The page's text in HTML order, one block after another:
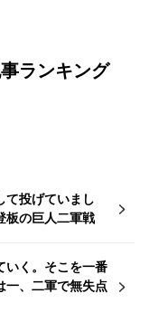
ランキング
て投げていまし
板の巨人二軍戦
いく。そこを一番
一、二軍で無失点